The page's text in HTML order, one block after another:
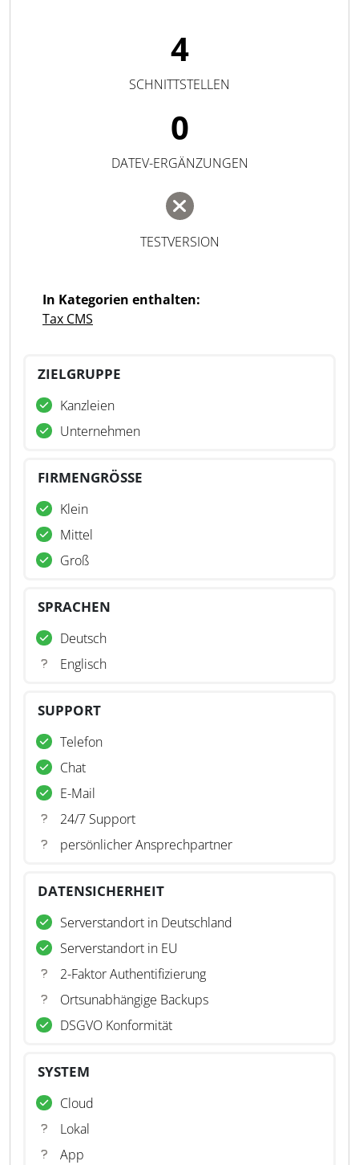
4
SCHNITTSTELLEN
0
DATEV-ERGÄNZUNGEN
TESTVERSION
In Kategorien enthalten:
Tax CMS
ZIELGRUPPE
Kanzleien
Unternehmen
FIRMENGRÖSSE
Klein
Mittel
Groß
SPRACHEN
Deutsch
Englisch
SUPPORT
Telefon
Chat
E-Mail
24/7 Support
persönlicher Ansprechpartner
DATENSICHERHEIT
Serverstandort in Deutschland
Serverstandort in EU
2-Faktor Authentifizierung
Ortsunabhängige Backups
DSGVO Konformität
SYSTEM
Cloud
Lokal
App